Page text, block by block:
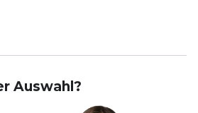
Auswahl?